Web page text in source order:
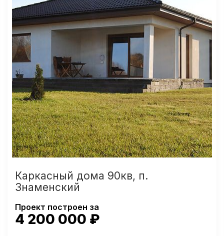
Каркасный дома 90кв, п.
Знаменский
Проект построен за
4 200 000 ₽